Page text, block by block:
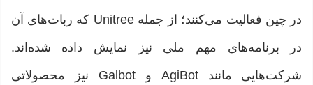
در چین فعالیت می‌کنند؛ از جمله Unitree که ربات‌های آن
در برنامه‌های مهم ملی نیز نمایش داده شده‌اند.
شرکت‌هایی مانند AgiBot و Galbot نیز محصولاتی